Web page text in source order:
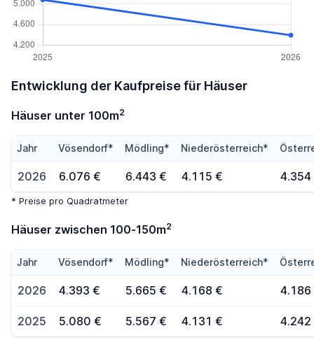
Entwicklung der Kaufpreise für Häuser
Häuser unter 100m2
Jahr Vösendorf* Mödling* Niederösterreich*
2026 6.076 € 6.443 € 4.115 € 4.354
* Preise pro Quadratmeter
Häuser zwischen 100-150m2
Jahr Vösendorf* Mödling* Niederösterreich*
2026 4.393 € 5.665 € 4.168 € 4.186
2025 5.080 € 5.567 € 4.131 € 4.242